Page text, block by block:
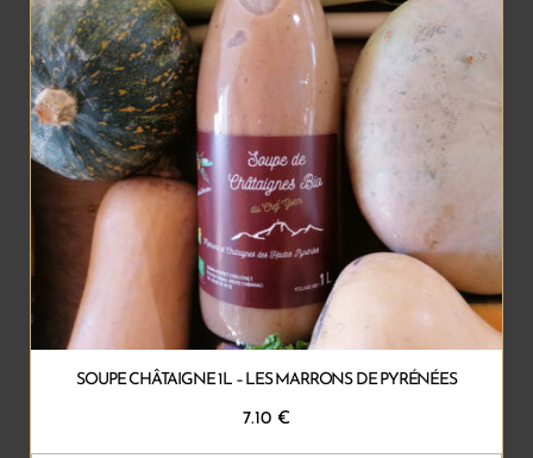
SOUPE CHÂTAIGNE 1L – LES MARRONS DE PYRÉNÉES
7.10 €